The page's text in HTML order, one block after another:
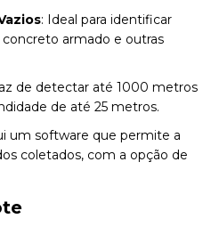
: Ideal para identificar
armado e outras
de detectar até 1000 metros
de até 25 metros.
um software que permite a
coletados, com a opção de